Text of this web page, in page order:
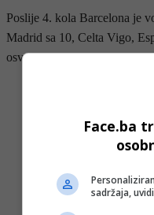
Poslije 4. kola Barcelona je
Madrid sa 10, Celta Vigo,
osvojenih bodova.
-
Face.ba
sadržaja,